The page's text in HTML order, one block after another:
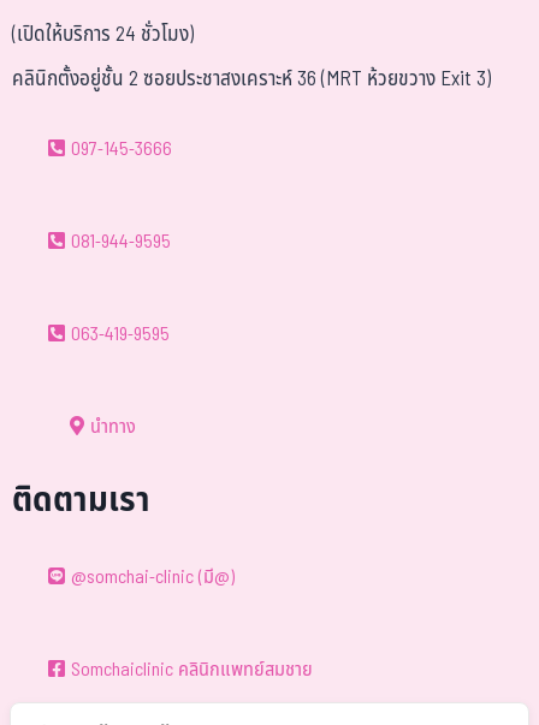
(เปิดให้บริการ 24 ชั่วโมง)
คลินิกตั้งอยู่ชั้น 2 ซอยประชาสงเคราะห์ 36 (MRT ห้วยขวาง Exit 3)
097-145-3666
081-944-9595
063-419-9595
นำทาง
ติดตามเรา
@somchai-clinic (มี@)
Somchaiclinic คลินิกแพทย์สมชาย